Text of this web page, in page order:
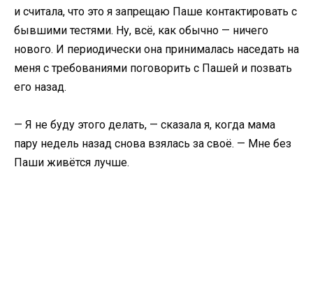
и считала, что это я запрещаю Паше контактировать с
бывшими тестями. Ну, всё, как обычно — ничего
нового. И периодически она принималась наседать на
меня с требованиями поговорить с Пашей и позвать
его назад.
— Я не буду этого делать, — сказала я, когда мама
пару недель назад снова взялась за своё. — Мне без
Паши живётся лучше.